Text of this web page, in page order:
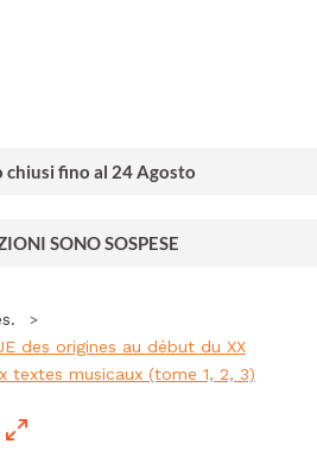
chiusi fino al 24 Agosto
SONO SOSPESE
des origines au début du XX
textes musicaux (tome 1, 2, 3)